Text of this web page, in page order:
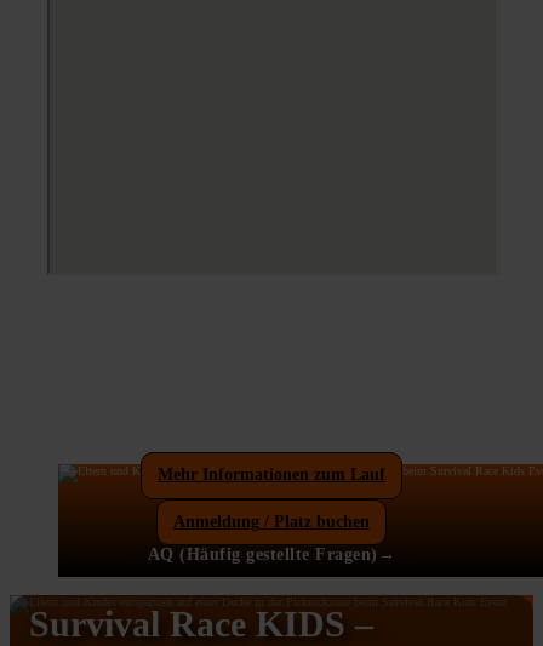
Mehr Informationen zum Lauf
Anmeldung / Platz buchen
AQ (Häufig gestellte Fragen)→
Survival Race KIDS –